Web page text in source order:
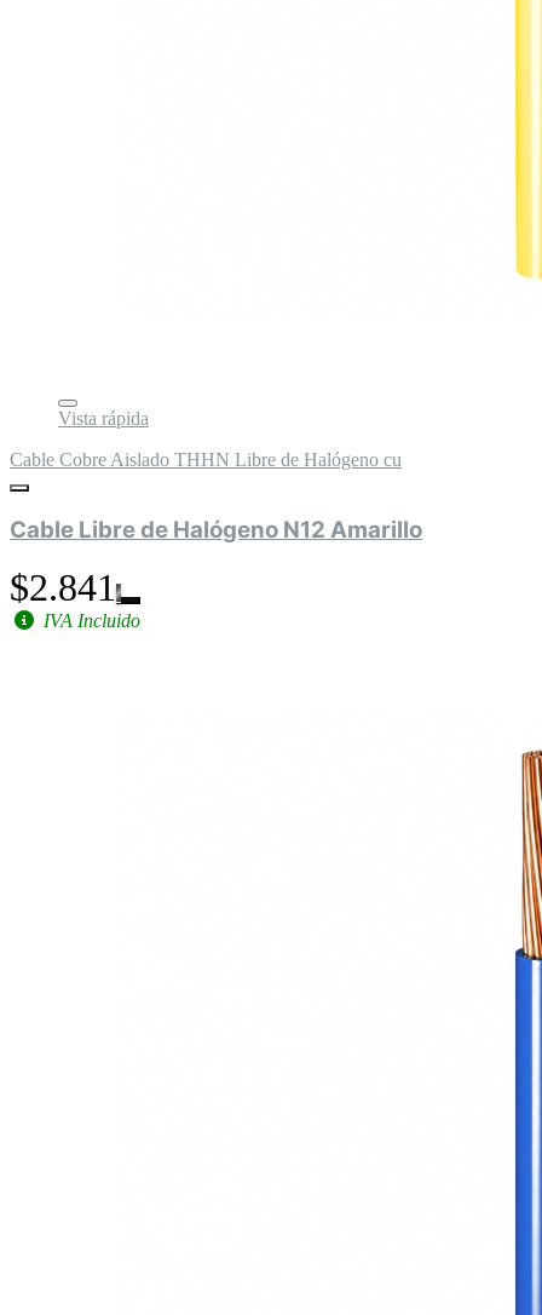
Vista rápida
Cable Cobre Aislado THHN Libre de Halógeno cu
Cable Libre de Halógeno N12 Amarillo
$2.841
IVA Incluido